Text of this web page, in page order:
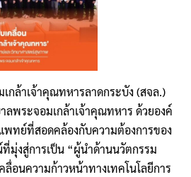
กล้าเจ้าคุณทหารลาดกระบัง (สจล.)
ลพระจอมเกล้าเจ้าคุณทหาร ด้วยองค์
พทย์ที่สอดคล้องกับความต้องการของ
มุ่งสู่การเป็น “ผู้นำด้านนวัตกรรม
อนความก้าวหน้าทางเทคโนโลยีการ